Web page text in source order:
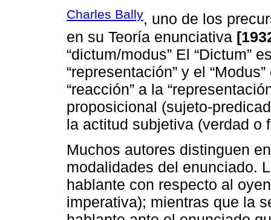
Charles Bally, uno de los
en su Teoría enunciativa
“dictum/modus” El “Dictum”
“representación” y el
“reacción” a la
proposicional (sujeto-
la actitud subjetiva (verdad o
Muchos autores distinguen
modalidades del enunciado.
hablante con respecto al
imperativa); mientras que la